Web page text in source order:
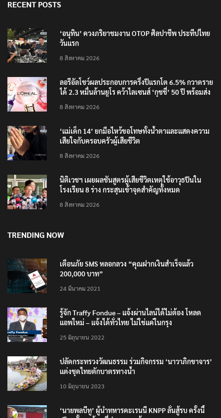
RECENT POSTS
‘อนุทิน’ ควงภริยาชมงาน OTOP ศิลปาชีพ ประทีปไทย
วันแรก
8 สิงหาคม 2026
ลอรีอัลโชว์ผลประกอบการครึ่งปีแรกโต 6.5% กวาดราย
ได้ 2.3 หมื่นล้านยูโร คว้าไลเซนส์ ‘กุชชี่’ 50 ปี พร้อมส่ง
8 สิงหาคม 2026
‘แม่เด็ก 14’ ยกมือไหว้ขอโทษทั้งน้ำตาและแสดงความ
เสียใจกับครอบครัวผู้เสียชีวิต
8 สิงหาคม 2026
นิติเวชฯ เผยผลชันสูตรผู้เสียชีวิตเหตุใช้อาวุธปืนใน
โรงเรียน 8 ร่าง กระสุนเข้าจุดสำคัญทั้งหมด
8 สิงหาคม 2026
TRENDING NOW
เตือนภัย SMS หลอกลวง “คุณฝากเงินสำเร็จแล้ว
200,000 บาท”
24 มีนาคม 2021
รู้จัก Traffy Fondue – แจ้งผ่านไลน์ได้ไม่ต้อง โหลด
แอพใหม่ – แจ้งได้ทั่วไทย ไม่ใช่แค่ในกรุง
25 มิถุนายน 2022
ปลัดกระทรวงวัฒนธรรม ร่วมกิจกรรม ‘นาวาภิกขาจาร’
แต่งชุดไทยตักบาตรทางน้ำ
10 มิถุนายน 2023
‘นายพลบีทู’ ผู้นำทหารคะเรนนี KNPP ลั่นสู้รบ ครั้งนี้